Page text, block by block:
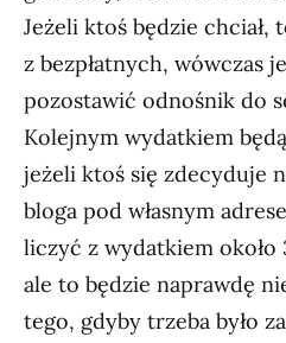
Jeżeli ktoś będzie chciał,
z bezpłatnych, wówczas
pozostawić odnośnik do
Kolejnym wydatkiem
jeżeli ktoś się zdecyduje
bloga pod własnym
liczyć z wydatkiem około
ale to będzie naprawdę
tego, gdyby trzeba było